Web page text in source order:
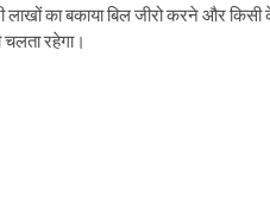
लाखों का बकाया बिल जीरो करने और
चलता रहेगा।